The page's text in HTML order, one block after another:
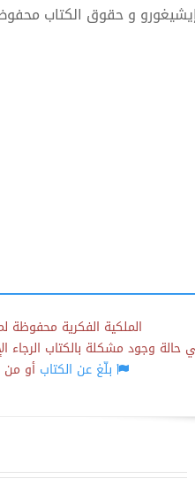
و حقوق الكتاب
الملكية الفكرية محفوظة
حالة وجود مشكلة بالكتاب الرجاء
بلّغ عن الكتابأو من